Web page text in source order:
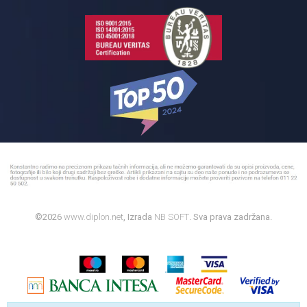
©2026 www.diplon.net , Izrada NB SOFT . Sva prava zadržana.